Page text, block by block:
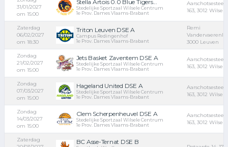
31/01/2027
om 15:00
Stella Artois 0.0 Blue Tigers...
Stedelijke Sportzaal Wilsele Centrum
1e Prov. Dames Vlaams-Brabant
163, 3012 Wilsele
Zaterdag
06/02/2027
om 18:30
Triton Leuven DSE A
Campus Redingenhof
1e Prov. Dames Vlaams-Brabant
Remi
3000 Leuven
Zondag
21/02/2027
om 15:00
Jets Basket Zaventem DSE A
Stedelijke Sportzaal Wilsele Centrum
1e Prov. Dames Vlaams-Brabant
163, 3012 Wilsele
Zondag
07/03/2027
om 15:00
Hageland United DSE A
Stedelijke Sportzaal Wilsele Centrum
1e Prov. Dames Vlaams-Brabant
163, 3012 Wilsele
Zondag
14/03/2027
om 15:00
Clem Scherpenheuvel DSE A
Stedelijke Sportzaal Wilsele Centrum
1e Prov. Dames Vlaams-Brabant
163, 3012 Wilsele
Zaterdag
BC Asse-Ternat DSE B